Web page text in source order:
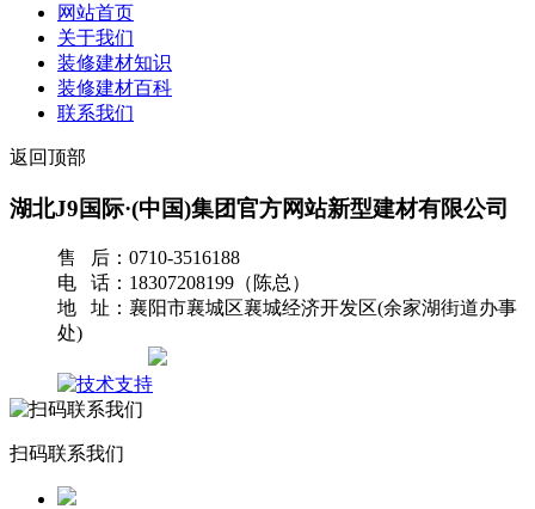
网站首页
关于我们
装修建材知识
装修建材百科
联系我们
返回顶部
湖北J9国际·(中国)集团官方网站新型建材有限公司
售 后：0710-3516188
电 话：18307208199（陈总）
地 址：襄阳市襄城区襄城经济开发区(余家湖街道办事
处)
扫码联系我们